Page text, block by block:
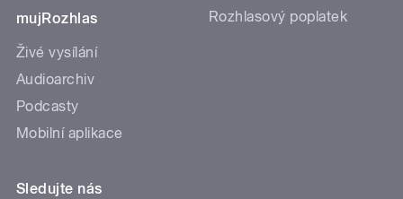
mujRozhlas
Živé vysílání
Audioarchiv
Podcasty
Mobilní aplikace
Rozhlasový poplatek
Sledujte nás